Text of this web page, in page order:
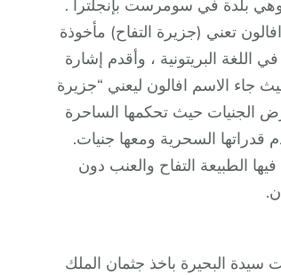
وهي بلدة في سومرست بإنجلترا .
تعني (جزيرة التفاح) مأخوذة
اللغة البريتونية ، وأقدم إشارة
وردت في كتاب “تاريخ ملوك بريطانيا” لجيفري مونماوث (1136) حيث جاء الاسم افالون ليعني “جزيرة
الجنيات حيث تحكمها الساحرة
السحرية ومعها جنيات.
الطبيعة التفاح والعنب دون
سيدة البحيرة باخذ جثمان الملك